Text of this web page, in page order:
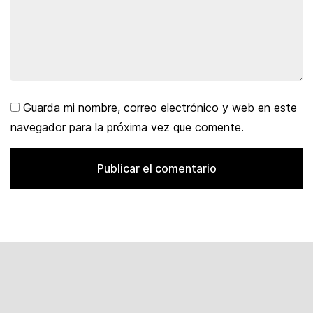
Guarda mi nombre, correo electrónico y web en este
navegador para la próxima vez que comente.